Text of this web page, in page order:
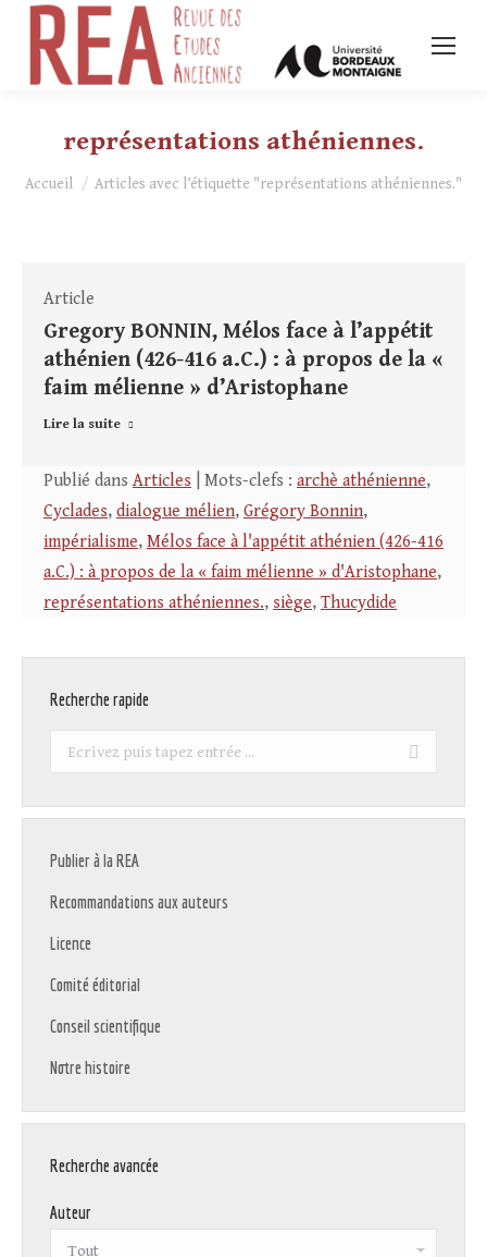
représentations athéniennes.
Vous êtes ici :
Accueil Articles avec l’étiquette "représentations athéniennes."
Article
Gregory BONNIN, Mélos face à l’appétit
athénien (426-416 a.C.) : à propos de la «
faim mélienne » d’Aristophane
Lire la suite
Publié dans Articles | Mots-clefs : archè athénienne,
Cyclades, dialogue mélien, Grégory Bonnin,
impérialisme, Mélos face à l'appétit athénien (426-416
a.C.) : à propos de la « faim mélienne » d'Aristophane,
représentations athéniennes., siège, Thucydide
Recherche rapide
Recherche
Publier à la REA
Recommandations aux auteurs
Licence
Comité éditorial
Conseil scientifique
Notre histoire
Recherche avancée
Auteur